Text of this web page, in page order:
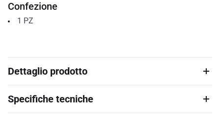
Confezione
1 PZ
Dettaglio prodotto
Specifiche tecniche